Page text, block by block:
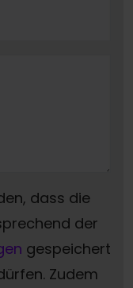
dass die
der
gespeichert
Zudem